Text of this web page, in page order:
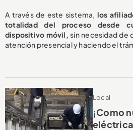
A través de este sistema, los
totalidad del proceso desde
dispositivo móvil, sin necesidad de
atención presencial y haciendo el
Local
¡Como